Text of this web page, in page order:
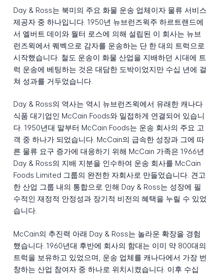
Day & Ross는 북미의 주요 화물 운송 업체이자 물류 서비스
제공자 중 하나입니다. 1950년 뉴브런즈윅주 하르트랜드에
서 엘버트 데이와 월터 로스에 의해 설립된 이 회사는 뉴브
런즈윅에서 퀘벡으로 감자를 운송하는 단 한 대의 트럭으로
시작했습니다. 철도 운송이 화물 산업을 지배하던 시대에 트
럭 운송에 베팅하는 것은 대담한 도박이었지만 수십 년에 걸
쳐 성과를 거두었습니다.
Day & Ross의 역사는 역시 뉴브런즈윅에서 유래한 캐나다
식품 대기업인 McCain Foods와 밀접하게 연결되어 있습니
다. 1950년대 말부터 McCain Foods는 운송 회사의 주요 고
객 중 하나가 되었습니다. McCain의 급속한 성장과 그에 따
른 물류 요구 증가에 대응하기 위해 McCain 가족은 1966년
Day & Ross의 지배 지분을 인수하여 운송 회사를 McCain
Foods Limited 그룹의 완전한 자회사로 만들었습니다. 견고
한 산업 그룹 내의 통합으로 인해 Day & Ross는 성장에 필
수적인 재정적 안정성과 장기적 비전의 혜택을 누릴 수 있었
습니다.
McCain의 추진력 아래 Day & Ross는 놀라운 확장을 경험
했습니다. 1960년대 후반에 회사의 함대는 이미 약 800대의
트럭을 보유하고 있었으며, 운송 업체를 캐나다에서 가장 번
창하는 산업 참여자 중 하나로 위치시켰습니다. 이후 수십